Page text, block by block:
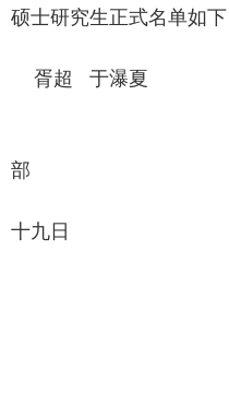
硕士研究生正式名单如下
胥超 于瀑夏
部
十九日